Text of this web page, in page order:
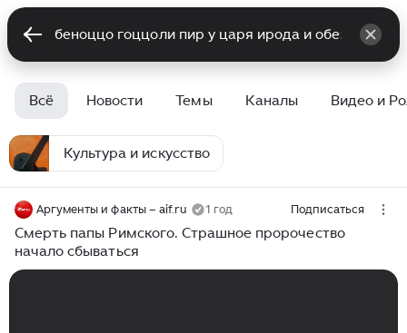
Всё Новости Темы Каналы Видео и
Культура и искусство
Аргументы и факты – aif.ru 1 год Подписаться
Смерть папы Римского. Страшное пророчество
начало сбываться